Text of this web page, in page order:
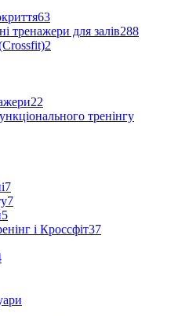
63
тренажери для залів288
2
22
тренінгу
7
7
5
і Кроссфіт37